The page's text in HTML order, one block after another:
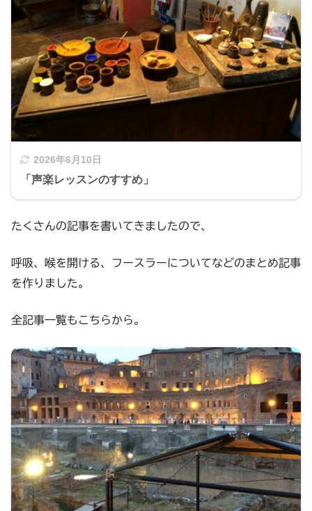
2026年6月10日
「声楽レッスンのすすめ」
たくさんの記事を書いてきましたので、
呼吸、喉を開ける、フースラーについてなどのまとめ記事
を作りました。
全記事一覧もこちらから。